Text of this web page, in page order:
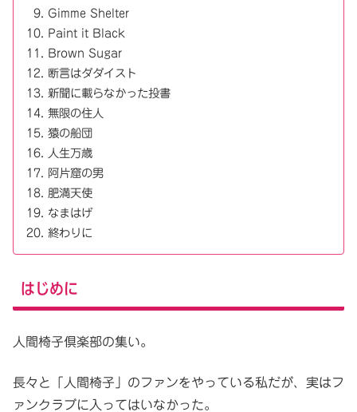
Gimme Shelter
Paint it Black
Brown Sugar
断言はダダイスト
新聞に載らなかった投書
無限の住人
猿の船団
人生万歳
阿片窟の男
肥満天使
なまはげ
終わりに
はじめに
人間椅子倶楽部の集い。
長々と「人間椅子」のファンをやっている私だが、実はフ
ァンクラブに入ってはいなかった。